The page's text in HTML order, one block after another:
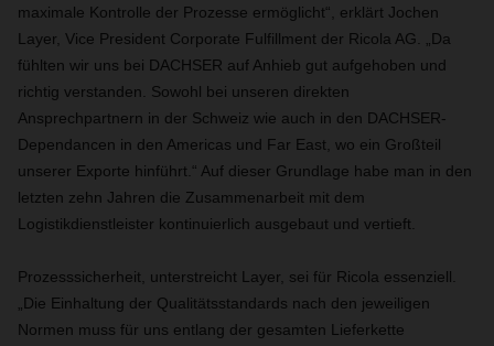
maximale Kontrolle der Prozesse ermöglicht“, erklärt Jochen
Layer, Vice President Corporate Fulfillment der Ricola AG. „Da
fühlten wir uns bei DACHSER auf Anhieb gut aufgehoben und
richtig verstanden. Sowohl bei unseren direkten
Ansprechpartnern in der Schweiz wie auch in den DACHSER-
Dependancen in den Americas und Far East, wo ein Großteil
unserer Exporte hinführt.“ Auf dieser Grundlage habe man in den
letzten zehn Jahren die Zusammenarbeit mit dem
Logistikdienstleister kontinuierlich ausgebaut und vertieft.
Prozesssicherheit, unterstreicht Layer, sei für Ricola essenziell.
„Die Einhaltung der Qualitätsstandards nach den jeweiligen
Normen muss für uns entlang der gesamten Lieferkette